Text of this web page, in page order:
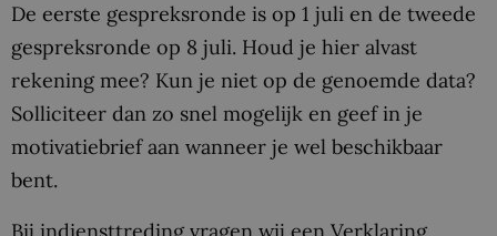
De eerste gespreksronde is op 1 juli en de tweede
gespreksronde op 8 juli. Houd je hier alvast
rekening mee? Kun je niet op de genoemde data?
Solliciteer dan zo snel mogelijk en geef in je
motivatiebrief aan wanneer je wel beschikbaar
bent.